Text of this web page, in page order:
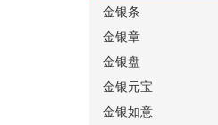
金银条
金银章
金银盘
金银元宝
金银如意